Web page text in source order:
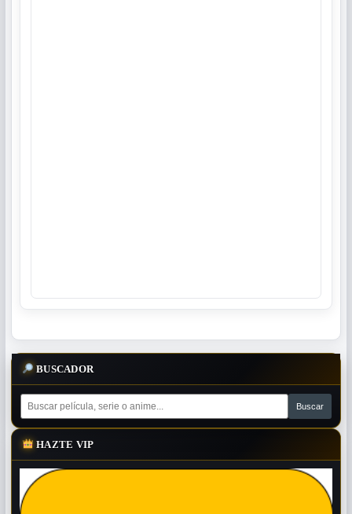
BUSCADOR
HAZTE VIP